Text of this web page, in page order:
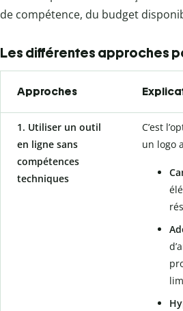
de compétence, du budget
Les différentes approches
Approches
1. Utiliser un outil
en ligne sans
compétences
techniques
C’est
un logo